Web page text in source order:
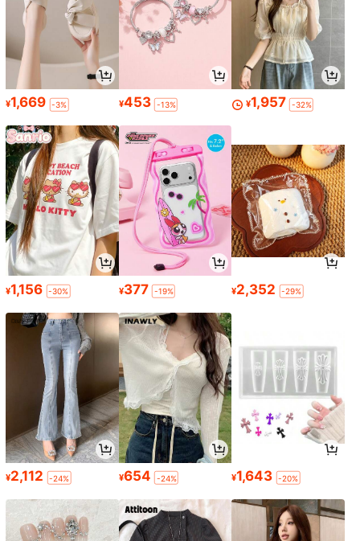
¥1,669 -3% ¥453 -13% ¥1,957 -32%
¥1,156 -30% ¥377 -19% ¥2,352 -29%
¥2,112 -24% ¥654 -24% ¥1,643 -20%